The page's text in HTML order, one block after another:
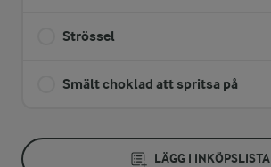
Strössel
Smält choklad att spritsa på
LÄGG I INKÖPSLISTA